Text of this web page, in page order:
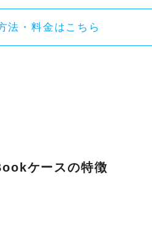
法・料金はこちら
ケースの特徴